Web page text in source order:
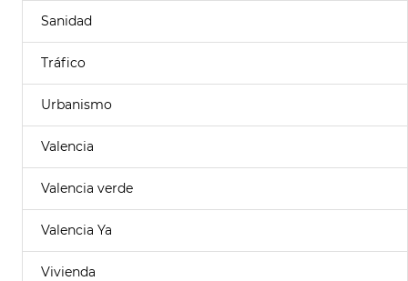
Sanidad
Tráfico
Urbanismo
Valencia
Valencia verde
Valencia Ya
Vivienda